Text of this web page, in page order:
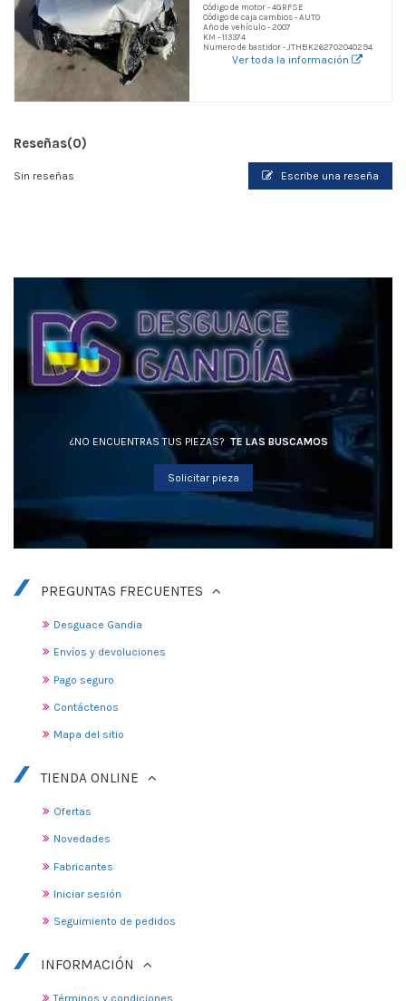
Código de motor - 4GRFSE
Código de caja cambios - AUTO
Año de vehículo - 2007
KM - 113374
Numero de bastidor - JTHBK262702040294
Ver toda la información
Reseñas(0)
Sin reseñas Escribe una reseña
¿NO ENCUENTRAS TUS PIEZAS? TE LAS BUSCAMOS
Solicitar pieza
PREGUNTAS FRECUENTES
Desguace Gandia
Envíos y devoluciones
Pago seguro
Contáctenos
Mapa del sitio
TIENDA ONLINE
Ofertas
Novedades
Fabricantes
Iniciar sesión
Seguimiento de pedidos
INFORMACIÓN
Términos y condiciones